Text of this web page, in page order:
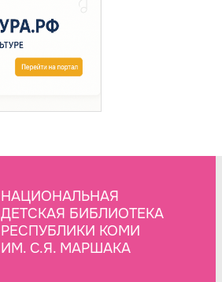
НАЦИОНАЛЬНАЯ
ДЕТСКАЯ БИБЛИОТЕКА
РЕСПУБЛИКИ КОМИ
ИМ. С.Я. МАРШАКА